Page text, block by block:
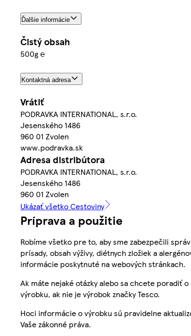
Ďalšie informácie
Čistý obsah
500g ℮
Kontaktná adresa
Vrátiť
PODRAVKA INTERNATIONAL, s.r.o.
Jesenského 1486
960 01 Zvolen
www.podravka.sk
Adresa distribútora
PODRAVKA INTERNATIONAL, s.r.o.
Jesenského 1486
960 01 Zvolen
Ukázať všetko Cestoviny
Príprava a použitie
Robíme všetko pre to, aby sme zabezpečili
prísady, obsah výživy, diétnych zložiek a
informácie poskytnuté na webových stránkach.
Ak máte nejaké otázky alebo sa chcete poradiť
výrobku, ak nie je výrobok značky Tesco.
Hoci informácie o výrobku sú pravidelne
Vaše zákonné práva.